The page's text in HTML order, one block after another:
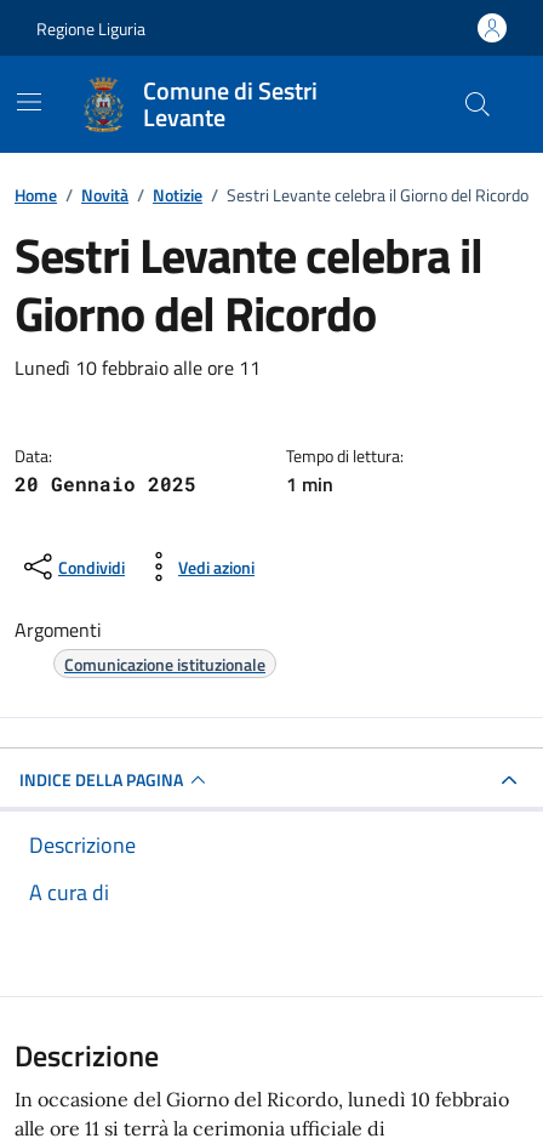
Regione Liguria
Comune di Sestri
Levante
Home / Novità / Notizie / Sestri Levante celebra il Giorno del Ricordo
Sestri Levante celebra il
Giorno del Ricordo
Dettagli della notizia
Lunedì 10 febbraio alle ore 11
Data:
20 Gennaio 2025
Tempo di lettura:
1 min
Condividi Vedi azioni
Argomenti
Comunicazione istituzionale
INDICE DELLA PAGINA
Descrizione
A cura di
Descrizione
In occasione del Giorno del Ricordo, lunedì 10 febbraio
alle ore 11 si terrà la cerimonia ufficiale di